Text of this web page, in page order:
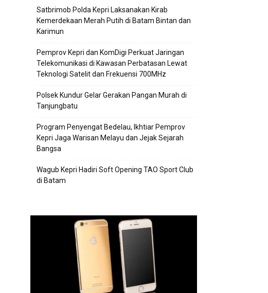
Satbrimob Polda Kepri Laksanakan Kirab
Kemerdekaan Merah Putih di Batam Bintan dan
Karimun
Pemprov Kepri dan KomDigi Perkuat Jaringan
Telekomunikasi di Kawasan Perbatasan Lewat
Teknologi Satelit dan Frekuensi 700MHz
Polsek Kundur Gelar Gerakan Pangan Murah di
Tanjungbatu
Program Penyengat Bedelau, Ikhtiar Pemprov
Kepri Jaga Warisan Melayu dan Jejak Sejarah
Bangsa
Wagub Kepri Hadiri Soft Opening TAO Sport Club
di Batam